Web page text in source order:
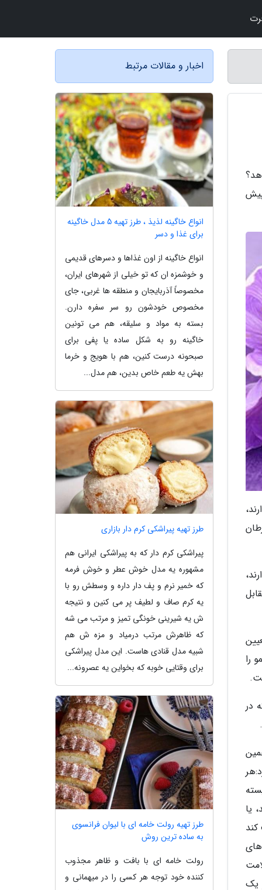
نموده، یا نفر دیگری 10 تن آبلیمو را
در
قانون استاندارد:هر
یا
جزای نقدی از یک
اخبار و مقالات مرتبط
انواع خاگینه لذیذ ، طرز تهیه 5 مدل خاگینه
برای غذا و دسر
انواع خاگینه از اون غذاها و دسرهای قدیمی
و خوشمزه ان که تو خیلی از شهرهای ایران،
مخصوصاً آذربایجان و منطقه ها غربی، جای
مخصوص خودشون رو سر سفره دارن.
بسته به مواد و سلیقه، هم می تونین
خاگینه رو به شکل ساده یا پفی برای
صبحونه درست کنین، هم با هویج و خرما
بهش یه طعم خاص بدین، هم مدل...
طرز تهیه پیراشکی کرم دار بازاری
پیراشکى کرم دار که به پیراشکی ایرانی هم
مشهوره یه مدل خوش عطر و خوش فرمه
که خمیر نرم و پف دار داره و وسطش رو با
یه کرم صاف و لطیف پر مى کنین و نتیجه
ش یه شیرینى خونگى تمیز و مرتب مى شه
که ظاهرش مرتب درمیاد و مزه ش هم
شبیه مدل قنادى هاست. این مدل پیراشکى
براى وقتایى خوبه که بخواین یه عصرونه...
طرز تهیه رولت خامه ای با لیوان فرانسوی
به ساده ترین روش
رولت خامه ای با بافت و ظاهر مجذوب
کننده خود توجه هر کسی را در میهمانی و